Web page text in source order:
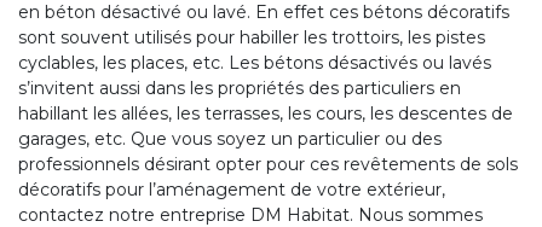
en béton désactivé ou lavé. En effet ces bétons décoratifs
sont souvent utilisés pour habiller les trottoirs, les pistes
cyclables, les places, etc. Les bétons désactivés ou lavés
s’invitent aussi dans les propriétés des particuliers en
habillant les allées, les terrasses, les cours, les descentes de
garages, etc. Que vous soyez un particulier ou des
professionnels désirant opter pour ces revêtements de sols
décoratifs pour l’aménagement de votre extérieur,
contactez notre entreprise DM Habitat. Nous sommes